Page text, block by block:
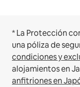
* La Protección
una póliza de
condiciones y
alojamientos en
anfitriones en